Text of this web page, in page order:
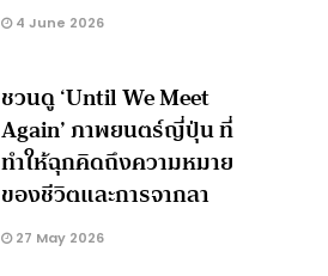
4 June 2026
ชวนดู ‘Until We Meet
Again’ ภาพยนตร์ญี่ปุ่น ที่
ทำให้ฉุกคิดถึงความหมาย
ของชีวิตและการจากลา
27 May 2026